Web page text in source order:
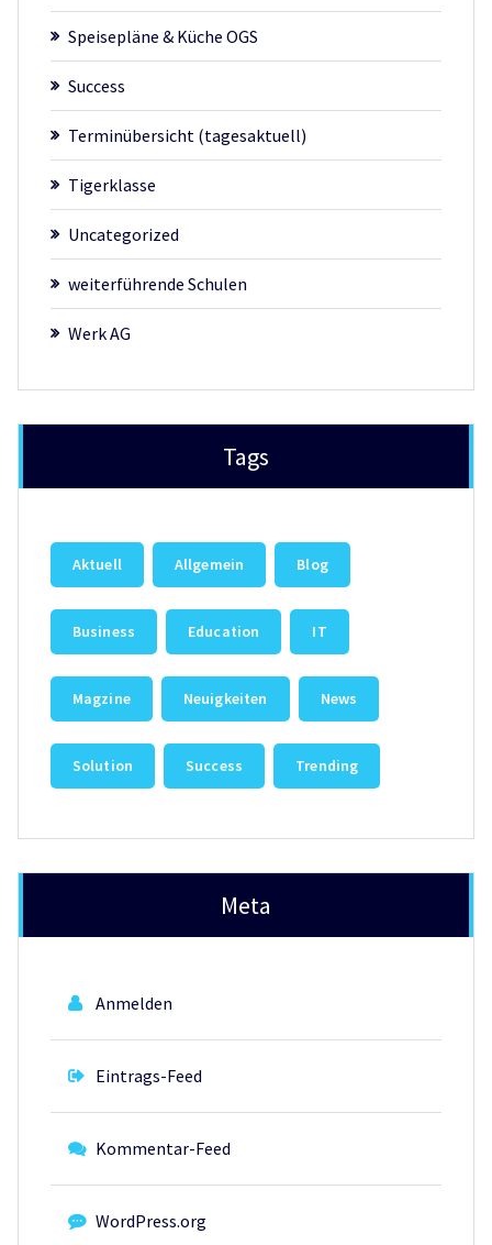
Speisepläne & Küche OGS
Success
Terminübersicht (tagesaktuell)
Tigerklasse
Uncategorized
weiterführende Schulen
Werk AG
Tags
Aktuell Allgemein Blog
Business Education IT
Magzine Neuigkeiten News
Solution Success Trending
Meta
Anmelden
Eintrags-Feed
Kommentar-Feed
WordPress.org